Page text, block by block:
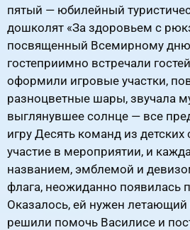
пятый — юбилейный
дошколят «За здоровьем с
посвященный Всемирному дню
гостеприимно встречали
оформили игровые участки,
разноцветные шары, звучала
выглянувшее солнце — все
игру Десять команд из
участие в мероприятии, и
названием, эмблемой и
флага, неожиданно появилась
Оказалось, ей нужен летающий
решили помочь Василисе и